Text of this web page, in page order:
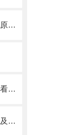
流式细胞仪的信号处理与数据分析原理分析
还不了解贝克曼流式细胞仪鞘液？看这里就对了！
贝克曼流式细胞仪荧光微球的调试及使用